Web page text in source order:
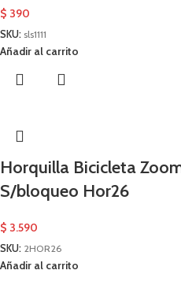
$ 390
SKU: sls1111
Añadir al carrito
Horquilla Bicicleta
S/bloqueo Hor26
$ 3.590
SKU: 2HOR26
Añadir al carrito